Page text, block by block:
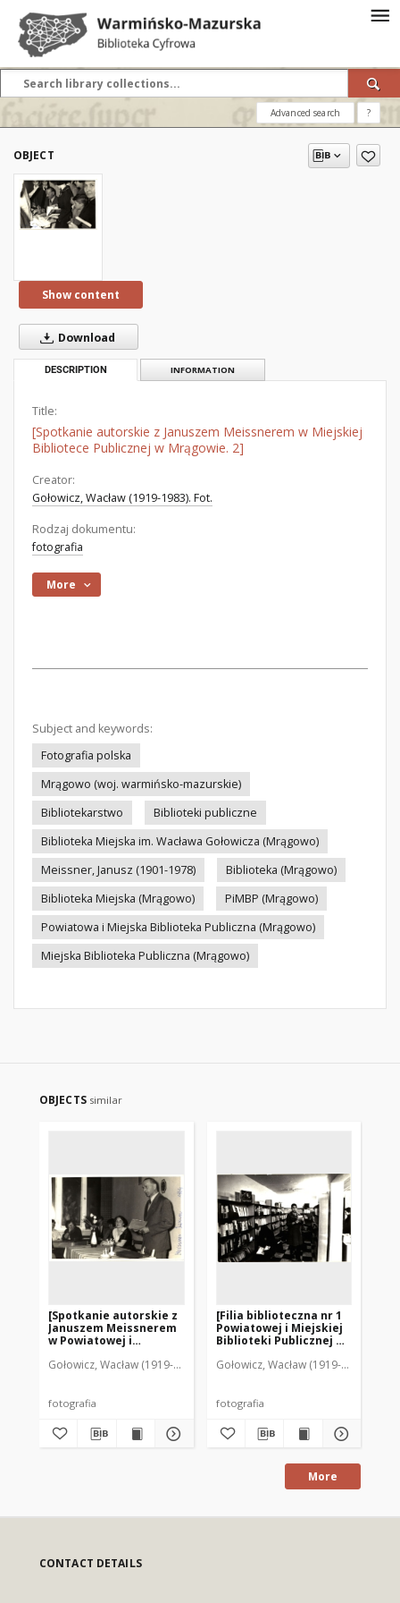
Advanced search ?
OBJECT
Show content
Download
DESCRIPTION INFORMATION
Title:
[Spotkanie autorskie z Januszem Meissnerem w Miejskiej
Bibliotece Publicznej w Mrągowie. 2]
Creator:
Gołowicz, Wacław (1919-1983). Fot.
Rodzaj dokumentu:
fotografia
More
Subject and keywords:
Fotografia polska
Mrągowo (woj. warmińsko-mazurskie)
Bibliotekarstwo
Biblioteki publiczne
Biblioteka Miejska im. Wacława Gołowicza (Mrągowo)
Meissner, Janusz (1901-1978)
Biblioteka (Mrągowo)
Biblioteka Miejska (Mrągowo)
PiMBP (Mrągowo)
Powiatowa i Miejska Biblioteka Publiczna (Mrągowo)
Miejska Biblioteka Publiczna (Mrągowo)
OBJECTS similar
[Spotkanie autorskie z
Januszem Meissnerem
w Powiatowej i
Publicznej w Mrągowie
Gołowicz, Wacław (1919-1983). Fot.
fotografia
[Filia biblioteczna nr 1
Powiatowej i Miejskiej
Biblioteki Publicznej w
Gołowicz, Wacław (1919-1983). Fot.
fotografia
More
CONTACT DETAILS